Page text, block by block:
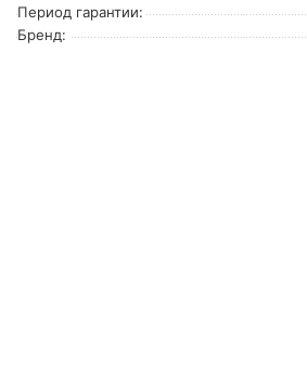
Период гарантии:
Бренд: